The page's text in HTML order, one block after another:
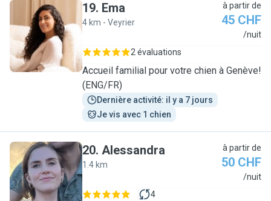
E
19. Ema
4 km - Veyrier
à partir de
45 CHF
/nuit
2 évaluations
Accueil familial pour votre chien à Genève!
(ENG/FR)
Dernière activité: il y a 7 jours
Je vis avec 1 chien
A
20. Alessandra
1.4 km
à partir de
50 CHF
/nuit
4